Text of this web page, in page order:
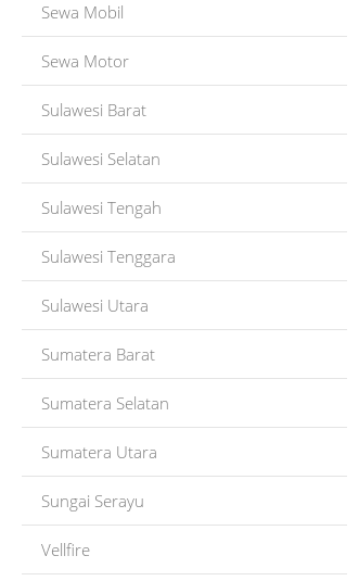
Sewa Mobil
Sewa Motor
Sulawesi Barat
Sulawesi Selatan
Sulawesi Tengah
Sulawesi Tenggara
Sulawesi Utara
Sumatera Barat
Sumatera Selatan
Sumatera Utara
Sungai Serayu
Vellfire